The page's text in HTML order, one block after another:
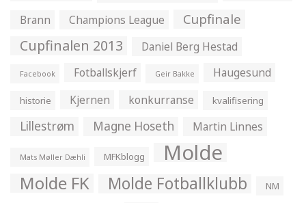
Brann
Champions League Cupfinale
Cupfinalen 2013 Daniel Berg Hestad
Facebook Fotballskjerf Geir Bakke Haugesund
historie Kjernen konkurranse kvalifisering
Lillestrøm Magne Hoseth Martin Linnes
Mats Møller Dæhli MFKblogg Molde
Molde FK Molde Fotballklubb NM